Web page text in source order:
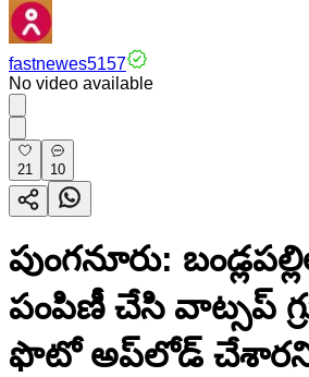
fastnewes5157
No video available
21 10
పుంగనూరు:
పంపిణీ చేసి వాట్సప్
ఫొటో అప్‌లోడ్‌ చేశారని